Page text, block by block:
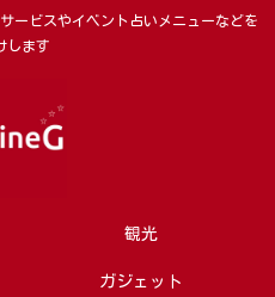
サービスやイベント占いメニューなどを
します
観光
ガジェット